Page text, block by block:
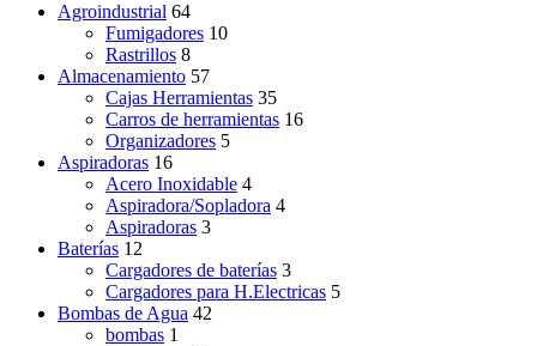
Agroindustrial 64
Fumigadores 10
Rastrillos 8
Almacenamiento 57
Cajas Herramientas 35
Carros de herramientas 16
Organizadores 5
Aspiradoras 16
Acero Inoxidable 4
Aspiradora/Sopladora 4
Aspiradoras 3
Baterías 12
Cargadores de baterías 3
Cargadores para H.Electricas 5
Bombas de Agua 42
bombas 1